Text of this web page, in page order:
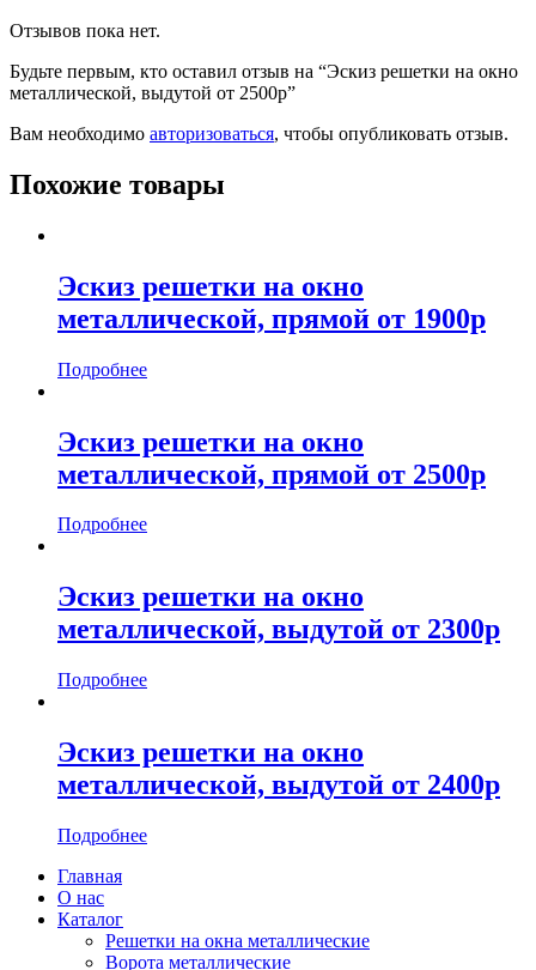
Отзывов пока нет.
Будьте первым, кто оставил отзыв на “Эскиз решетки на окно
металлической, выдутой от 2500р”
Вам необходимо авторизоваться, чтобы опубликовать отзыв.
Похожие товары
Эскиз решетки на окно
металлической, прямой от 1900р
Подробнее
Эскиз решетки на окно
металлической, прямой от 2500р
Подробнее
Эскиз решетки на окно
металлической, выдутой от 2300р
Подробнее
Эскиз решетки на окно
металлической, выдутой от 2400р
Подробнее
Главная
О нас
Каталог
Решетки на окна металлические
Ворота металлические